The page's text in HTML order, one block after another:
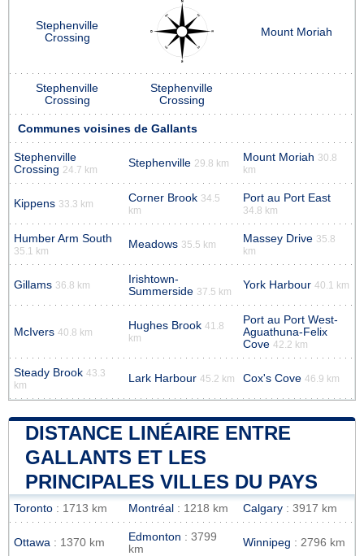
Stephenville
Crossing
Mount Moriah
Stephenville
Crossing
Stephenville
Crossing
Communes voisines de Gallants
Stephenville
Crossing 24.7 km
Stephenville 29.8 km Mount Moriah 30.8
km
Kippens 33.3 km Corner Brook 34.5
km
Port au Port East
34.8 km
Humber Arm South
35.1 km
Meadows 35.5 km Massey Drive 35.8
km
Gillams 36.8 km
Irishtown-
Summerside 37.5 km
York Harbour 40.1 km
McIvers 40.8 km
Hughes Brook 41.8
km
Port au Port West-
Aguathuna-Felix
Cove 42.2 km
Steady Brook 43.3
km
Lark Harbour 45.2 km Cox's Cove 46.9 km
DISTANCE LINÉAIRE ENTRE
GALLANTS ET LES
PRINCIPALES VILLES DU PAYS
Toronto : 1713 km Montréal : 1218 km Calgary : 3917 km
Ottawa : 1370 km Edmonton : 3799
km
Winnipeg : 2796 km